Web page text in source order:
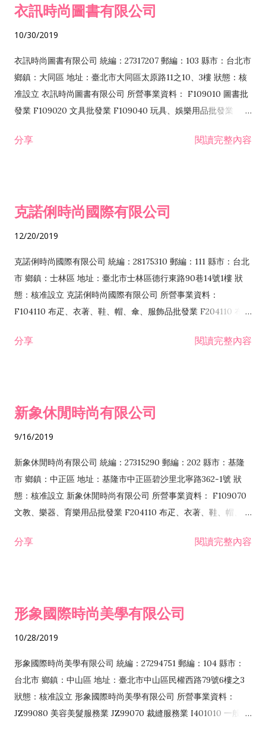
衣訊時尚圖書有限公司
10/30/2019
衣訊時尚圖書有限公司 統編：27317207 郵編：103 縣市：台北市
鄉鎮：大同區 地址：臺北市大同區太原路11之10、3樓 狀態：核
准設立 衣訊時尚圖書有限公司 所營事業資料： F109010 圖書批
發業 F109020 文具批發業 F109040 玩具、娛樂用品批發業
業務外，得經營法令非禁止或限制之業務
分享 閱讀完整內容
克諾俐時尚國際有限公司
12/20/2019
克諾俐時尚國際有限公司 統編：28175310 郵編：111 縣市：台北
市 鄉鎮：士林區 地址：臺北市士林區德行東路90巷14號1樓 狀
態：核准設立 克諾俐時尚國際有限公司 所營事業資料：
F104110 布疋、衣著、鞋、帽、傘、服飾品批發業 F204110 布
ZZ99999 除許可業務外，得經營法令非禁止或限制之業務
分享 閱讀完整內容
新象休閒時尚有限公司
9/16/2019
新象休閒時尚有限公司 統編：27315290 郵編：202 縣市：基隆
市 鄉鎮：中正區 地址：基隆市中正區碧沙里北寧路362-1號 狀
態：核准設立 新象休閒時尚有限公司 所營事業資料： F109070
文教、樂器、育樂用品批發業 F204110 布疋、衣著、鞋、帽、
F401010 國際貿易業 F399040 無店面零售業 F399990 其他綜
分享 閱讀完整內容
形象國際時尚美學有限公司
10/28/2019
形象國際時尚美學有限公司 統編：27294751 郵編：104 縣市：
台北市 鄉鎮：中山區 地址：臺北市中山區民權西路79號6樓之3
狀態：核准設立 形象國際時尚美學有限公司 所營事業資料：
JZ99080 美容美髮服務業 JZ99070 裁縫服務業 I401010 一般廣